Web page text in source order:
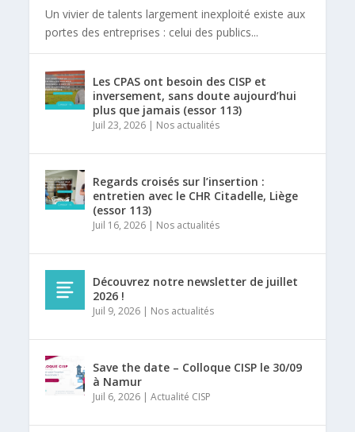
Un vivier de talents largement inexploité existe aux
portes des entreprises : celui des publics...
Les CPAS ont besoin des CISP et
inversement, sans doute aujourd’hui
plus que jamais (essor 113)
Juil 23, 2026 | Nos actualités
Regards croisés sur l’insertion :
entretien avec le CHR Citadelle, Liège
(essor 113)
Juil 16, 2026 | Nos actualités
Découvrez notre newsletter de juillet
2026 !
Juil 9, 2026 | Nos actualités
Save the date – Colloque CISP le 30/09
à Namur
Juil 6, 2026 |Actualité CISP